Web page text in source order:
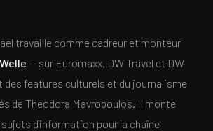
travaille comme cadreur et monteur
— sur Euromaxx, DW Travel et DW
des features culturels et du journalisme
de Theodora Mavropoulos. Il monte
d'information pour la chaîne